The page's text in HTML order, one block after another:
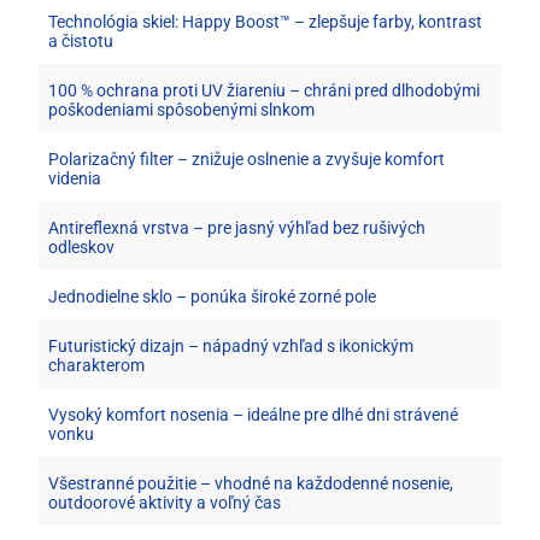
Technológia skiel: Happy Boost™ – zlepšuje farby, kontrast
a čistotu
100 % ochrana proti UV žiareniu – chráni pred dlhodobými
poškodeniami spôsobenými slnkom
Polarizačný filter – znižuje oslnenie a zvyšuje komfort
videnia
Antireflexná vrstva – pre jasný výhľad bez rušivých
odleskov
Jednodielne sklo – ponúka široké zorné pole
Futuristický dizajn – nápadný vzhľad s ikonickým
charakterom
Vysoký komfort nosenia – ideálne pre dlhé dni strávené
vonku
Všestranné použitie – vhodné na každodenné nosenie,
outdoorové aktivity a voľný čas